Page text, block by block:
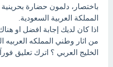
باختصار، دلمون حضارة
المملكة العربية السعودية.
اذا كان لديك إجابة افضل او
من اثار وطني المملكه
الخليج العربي ؟ اترك تعليق فورآ.